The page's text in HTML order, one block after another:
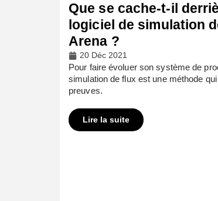
Que se cache-t-il
logiciel de simulation
Arena ?
20 Déc 2021
Pour faire évoluer son système de
simulation de flux est une méthode
preuves.
Lire la suite